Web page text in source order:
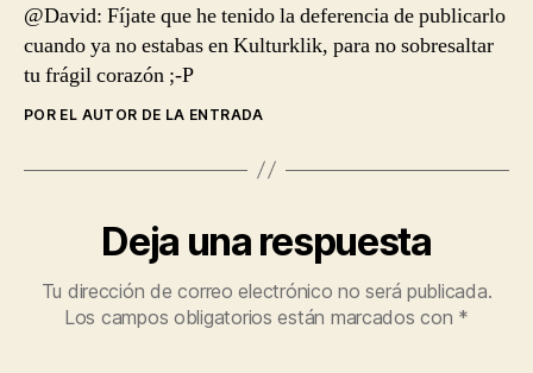
@David: Fíjate que he tenido la deferencia de publicarlo
cuando ya no estabas en Kulturklik, para no sobresaltar
tu frágil corazón ;-P
POR EL AUTOR DE LA ENTRADA
Deja una respuesta
Tu dirección de correo electrónico no será publicada.
Los campos obligatorios están marcados con *